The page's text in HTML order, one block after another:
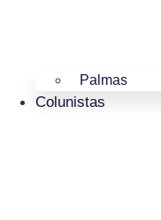
Palmas
Colunistas